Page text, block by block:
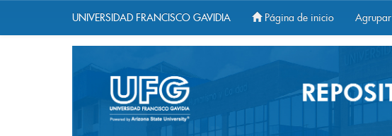
UNIVERSIDAD FRANCISCO GAVIDIA Página de inicio Agrupar